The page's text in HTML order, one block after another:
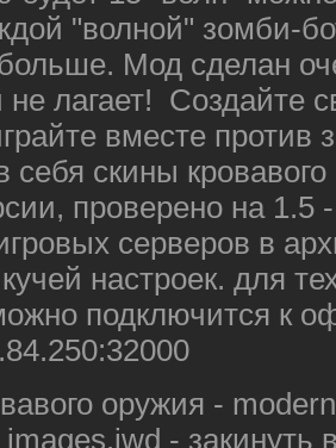
"волной" зомби-
Мод сделан
не лагает! Создайте
вместе против
себя скины
проверено на
серверов в
настроек. для
подключится к
оружия -
- закинуть